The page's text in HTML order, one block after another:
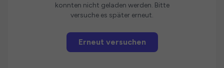
konnten nicht geladen werden. Bitte
versuche es später erneut.
Erneut versuchen